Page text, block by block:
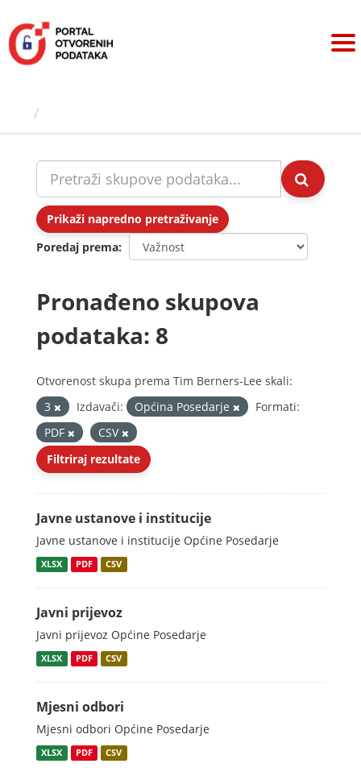
sadržaj
Prikaži napredno pretraživanje
Poredaj prema
Pronađeno skupova
podataka: 8
Otvorenost skupa prema Tim Berners-Lee skali:
3
Izdavači: Općina Posedarje
Formati:
PDF
CSV
Filtriraj rezultate
Javne ustanove i institucije
Javne ustanove i institucije Općine Posedarje
XLSX PDF CSV
Javni prijevoz
Javni prijevoz Općine Posedarje
XLSX PDF CSV
Mjesni odbori
Mjesni odbori Općine Posedarje
XLSX PDF CSV